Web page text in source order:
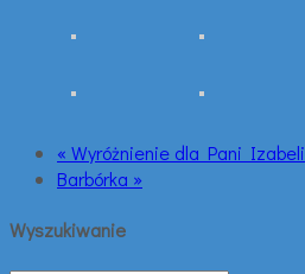
« Wyróżnienie dla Pani Izabeli
Barbórka »
Wyszukiwanie